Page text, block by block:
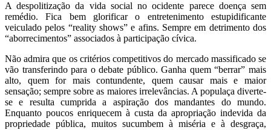
A despolitização da vida social no ocidente parece doença sem
remédio. Fica bem glorificar o entretenimento estupidificante
veiculado pelos “reality shows” e afins. Sempre em detrimento dos
“aborrecimentos” associados à participação cívica.
Não admira que os critérios competitivos do mercado massificado se
vão transferindo para o debate público. Ganha quem “berrar” mais
alto, quem for mais contundente, quem causar mais e maior
sensação; sempre sobre as maiores irrelevâncias. A populaça diverte-
se e resulta cumprida a aspiração dos mandantes do mundo.
Enquanto poucos enriquecem à custa da apropriação indevida da
propriedade pública, muitos sucumbem à miséria e à desgraça,